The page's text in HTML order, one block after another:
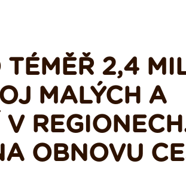
TÉMĚŘ 2,4
MALÝCH A
OBNOVU